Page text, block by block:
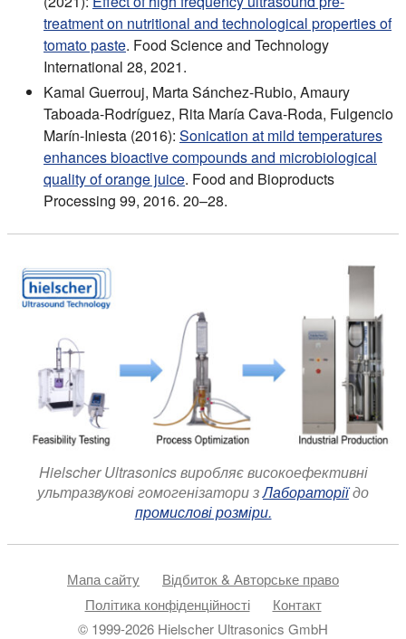
treatment on nutritional and technological properties of
tomato paste. Food Science and Technology
International 28, 2021.
Kamal Guerrouj, Marta Sánchez-Rubio, Amaury
Taboada-Rodríguez, Rita María Cava-Roda, Fulgencio
Marín-Iniesta (2016): Sonication at mild temperatures
enhances bioactive compounds and microbiological
quality of orange juice. Food and Bioproducts
Processing 99, 2016. 20–28.
Hielscher Ultrasonics виробляє високоефективні
ультразвукові гомогенізатори зЛабораторіїдо
промислові розміри.
Мапа сайту
Відбиток & Авторське право
Політика конфіденційності
Контакт
© 1999-2026 Hielscher Ultrasonics GmbH